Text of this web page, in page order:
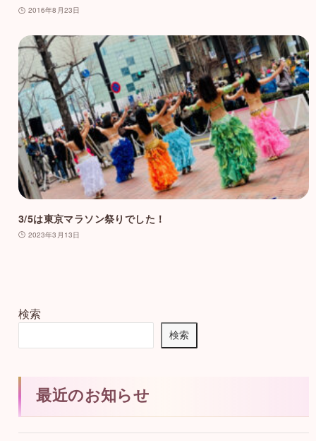
2016年8月23日
3/5は東京マラソン祭りでした！
2023年3月13日
検索
検索
最近のお知らせ